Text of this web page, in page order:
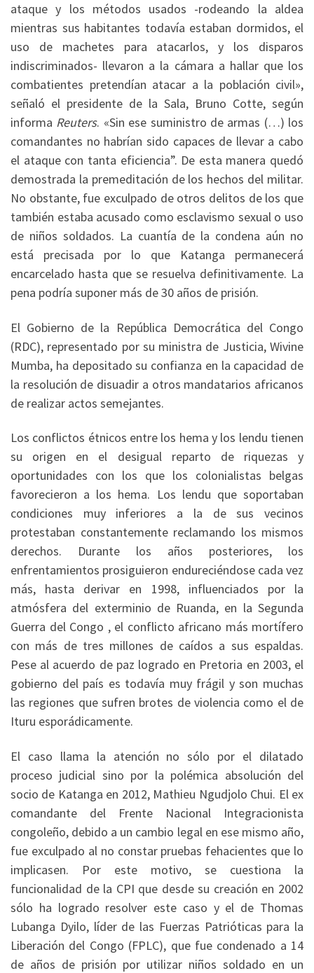
ataque y los métodos usados -rodeando la aldea
mientras sus habitantes todavía estaban dormidos, el
uso de machetes para atacarlos, y los disparos
indiscriminados- llevaron a la cámara a hallar que los
combatientes pretendían atacar a la población civil»,
señaló el presidente de la Sala, Bruno Cotte, según
informa Reuters. «Sin ese suministro de armas (…) los
comandantes no habrían sido capaces de llevar a cabo
el ataque con tanta eficiencia”. De esta manera quedó
demostrada la premeditación de los hechos del militar.
No obstante, fue exculpado de otros delitos de los que
también estaba acusado como esclavismo sexual o uso
de niños soldados. La cuantía de la condena aún no
está precisada por lo que Katanga permanecerá
encarcelado hasta que se resuelva definitivamente. La
pena podría suponer más de 30 años de prisión.
El Gobierno de la República Democrática del Congo
(RDC), representado por su ministra de Justicia, Wivine
Mumba, ha depositado su confianza en la capacidad de
la resolución de disuadir a otros mandatarios africanos
de realizar actos semejantes.
Los conflictos étnicos entre los hema y los lendu tienen
su origen en el desigual reparto de riquezas y
oportunidades con los que los colonialistas belgas
favorecieron a los hema. Los lendu que soportaban
condiciones muy inferiores a la de sus vecinos
protestaban constantemente reclamando los mismos
derechos. Durante los años posteriores, los
enfrentamientos prosiguieron endureciéndose cada vez
más, hasta derivar en 1998, influenciados por la
atmósfera del exterminio de Ruanda, en la Segunda
Guerra del Congo , el conflicto africano más mortífero
con más de tres millones de caídos a sus espaldas.
Pese al acuerdo de paz logrado en Pretoria en 2003, el
gobierno del país es todavía muy frágil y son muchas
las regiones que sufren brotes de violencia como el de
Ituru esporádicamente.
El caso llama la atención no sólo por el dilatado
proceso judicial sino por la polémica absolución del
socio de Katanga en 2012, Mathieu Ngudjolo Chui. El ex
comandante del Frente Nacional Integracionista
congoleño, debido a un cambio legal en ese mismo año,
fue exculpado al no constar pruebas fehacientes que lo
implicasen. Por este motivo, se cuestiona la
funcionalidad de la CPI que desde su creación en 2002
sólo ha logrado resolver este caso y el de Thomas
Lubanga Dyilo, líder de las Fuerzas Patrióticas para la
Liberación del Congo (FPLC), que fue condenado a 14
de años de prisión por utilizar niños soldado en un